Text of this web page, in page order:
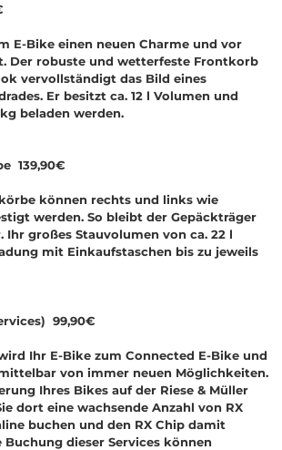
E-Bike einen neuen Charme und vor
Der robuste und wetterfeste Frontkorb
vervollständigt das Bild eines
Er besitzt ca. 12 l Volumen und
beladen werden.
139,90€
können rechts und links wie
werden. So bleibt der Gepäckträger
großes Stauvolumen von ca. 22 l
mit Einkaufstaschen bis zu jeweils
99,90€
Ihr E-Bike zum Connected E-Bike und
von immer neuen Möglichkeiten.
Ihres Bikes auf der Riese & Müller
dort eine wachsende Anzahl von RX
buchen und den RX Chip damit
dieser Services können